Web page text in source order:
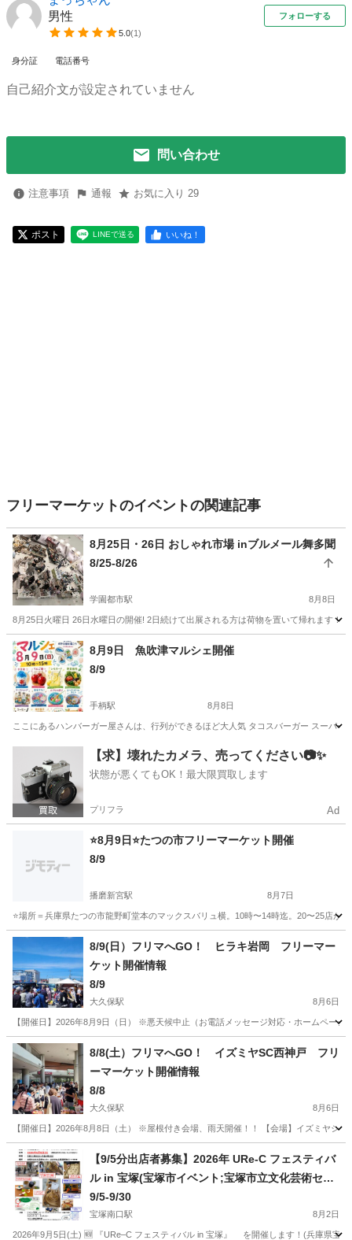
男性
5.0(1)
フォローする
身分証 電話番号
自己紹介文が設定されていません
問い合わせ
注意事項 通報 お気に入り 29
ポスト LINEで送る いいね！
フリーマーケットのイベントの関連記事
8月25日・26日 おしゃれ市場 inブルメール舞多聞
8/25-8/26
学園都市駅 8月8日
8月25日火曜日 26日水曜日の開催! 2日続けて出展される方は荷物を置いて帰れます！
兵庫 神戸市 学園都市駅 フリーマーケット
ブルメール舞多聞
8月9日 魚吹津マルシェ開催
8/9
手柄駅 8月8日
ここにあるハンバーガー屋さんは、行列ができるほど大人気 タコスバーガー スー
手柄駅 フリーマーケット すくい
【求】壊れたカメラ、売ってください📷✨
状態が悪くてもOK！最大限買取します
プリフラ Ad
⭐8月9日⭐たつの市フリーマーケット開催
8/9
播磨新宮駅 8月7日
⭐場所＝兵庫県たつの市龍野町堂本のマックスバリュ横。10時〜14時迄。20〜25店が
兵庫 たつの市 播磨新宮駅 フリーマーケット フリマ
8/9(日）フリマへGO！ ヒラキ岩岡 フリーマー
ケット開催情報
8/9
大久保駅 8月6日
【開催日】2026年8月9日（日） ※悪天候中止（お電話メッセージ対応・ホームペー
兵庫 神戸市 大久保駅 フリーマーケット ブース
8/8(土）フリマへGO！ イズミヤSC西神戸 フリ
ーマーケット開催情報
8/8
大久保駅 8月6日
【開催日】2026年8月8日（土） ※屋根付き会場、雨天開催！！ 【会場】イズミヤシ
兵庫 神戸市 大久保駅 フリーマーケット
【9/5分出店者募集】2026年 URe-C フェスティバ
ル in 宝塚(宝塚市イベント;宝塚市立文化芸術セン
ター)
9/5-9/30
宝塚南口駅 8月2日
2026年9月5日(土) 🆕 『URe–C フェスティバル in 宝塚』 を開催します！(兵庫